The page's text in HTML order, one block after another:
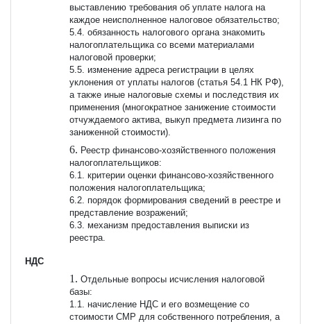
выставлению требования об уплате налога на
каждое неисполненное налоговое обязательство;
5.4. обязанность налогового органа знакомить
налогоплательщика со всеми материалами
налоговой проверки;
5.5. изменение адреса регистрации в целях
уклонения от уплаты налогов (статья 54.1 НК РФ),
а также иные налоговые схемы и последствия их
применения (многократное занижение стоимости
отчуждаемого актива, выкуп предмета лизинга по
заниженной стоимости).
Реестр финансово-хозяйственного положения
налогоплательщиков:
6.1. критерии оценки финансово-хозяйственного
положения налогоплательщика;
6.2. порядок формирования сведений в реестре и
представление возражений;
6.3. механизм предоставления выписки из
реестра.
НДС
Отдельные вопросы исчисления налоговой
базы:
1.1. начисление НДС и его возмещение со
стоимости СМР для собственного потребления, а